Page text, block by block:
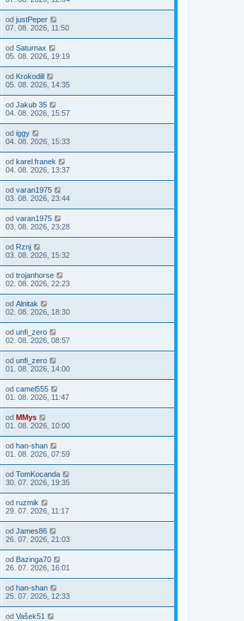
od justPeper
07. 08. 2026, 11:50
od Saturnax
05. 08. 2026, 19:19
od Krokodill
05. 08. 2026, 14:35
od Jakub 35
04. 08. 2026, 15:57
od iggy
04. 08. 2026, 15:33
od karel.franek
04. 08. 2026, 13:37
od varan1975
03. 08. 2026, 23:44
od varan1975
03. 08. 2026, 23:28
od Rznj
03. 08. 2026, 15:32
od trojanhorse
02. 08. 2026, 22:23
od Alnitak
02. 08. 2026, 18:30
od unfi_zero
02. 08. 2026, 08:57
od unfi_zero
01. 08. 2026, 14:00
od camel555
01. 08. 2026, 11:47
od MMys
01. 08. 2026, 10:00
od han-shan
01. 08. 2026, 07:59
od TomKocanda
30. 07. 2026, 19:35
od ruzmik
29. 07. 2026, 11:17
od James86
26. 07. 2026, 21:03
od Bazinga70
26. 07. 2026, 16:01
od han-shan
25. 07. 2026, 12:33
od Vašek51